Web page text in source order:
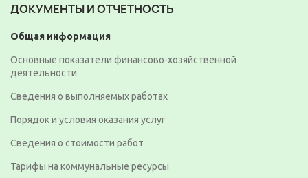
ДОКУМЕНТЫ И ОТЧЕТНОСТЬ
Общая информация
Основные показатели финансово-хозяйственной
деятельности
Сведения о выполняемых работах
Порядок и условия оказания услуг
Сведения о стоимости работ
Тарифы на коммунальные ресурсы